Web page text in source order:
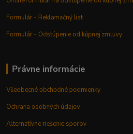
Formulár - Reklamačný list
Formulár - Odstúpenie od kúpnej zmluvy
Právne informácie
Všeobecné obchodné podmienky
Ochrana osobných údajov
Alternatívne riešenie sporov